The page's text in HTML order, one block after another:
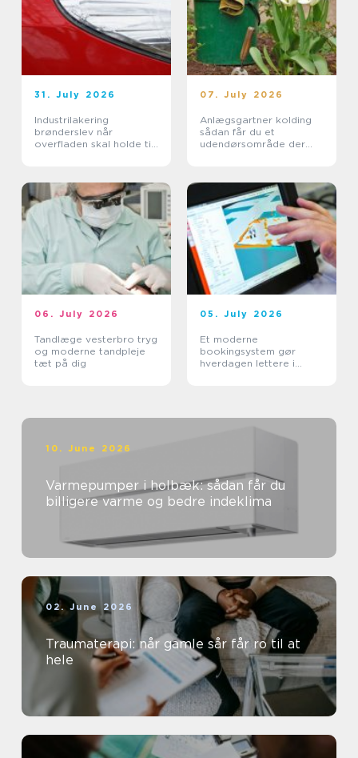
31. July 2026
Industrilakering
brønderslev når
overfladen skal holde til
07. July 2026
Anlægsgartner kolding
sådan får du et
udendørsområde der
06. July 2026
Tandlæge vesterbro tryg
og moderne tandpleje
tæt på dig
05. July 2026
Et moderne
bookingsystem gør
hverdagen lettere i
10. June 2026
Varmepumper i holbæk: sådan får du
billigere varme og bedre indeklima
02. June 2026
Traumaterapi: når gamle sår får ro til at
hele